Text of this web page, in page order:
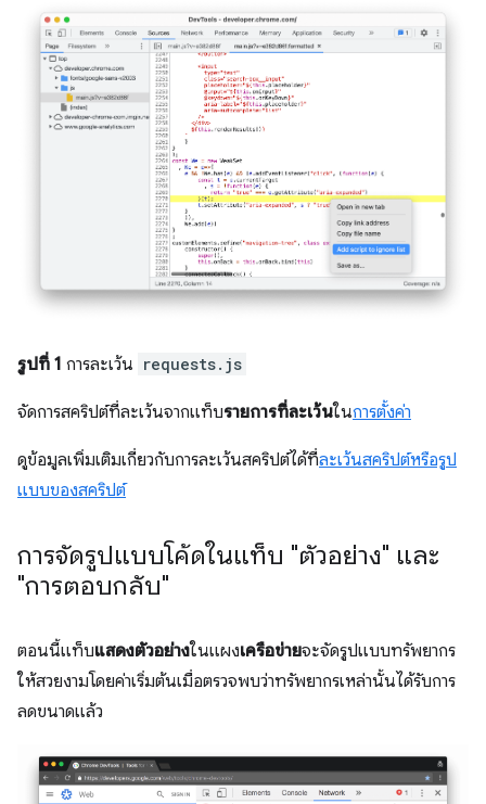
รูปที่ 1 การละเว้น requests.js
จัดการสคริปต์ที่ละเว้นจากแท็บรายการที่ละเว้นในการตั้งค่า
ดูข้อมูลเพิ่มเติมเกี่ยวกับการละเว้นสคริปต์ได้ที่ละเว้นสคริปต์หรือรูป
แบบของสคริปต์
การจัดรูปแบบโค้ดในแท็บ "ตัวอย่าง" และ
"การตอบกลับ"
ตอนนี้แท็บแสดงตัวอย่างในแผงเครือข่ายจะจัดรูปแบบทรัพยากร
ให้สวยงามโดยค่าเริ่มต้นเมื่อตรวจพบว่าทรัพยากรเหล่านั้นได้รับการ
ลดขนาดแล้ว